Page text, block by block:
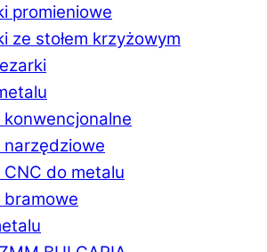
promieniowe
ze stołem krzyżowym
konwencjonalne
narzędziowe
CNC do metalu
bramowe